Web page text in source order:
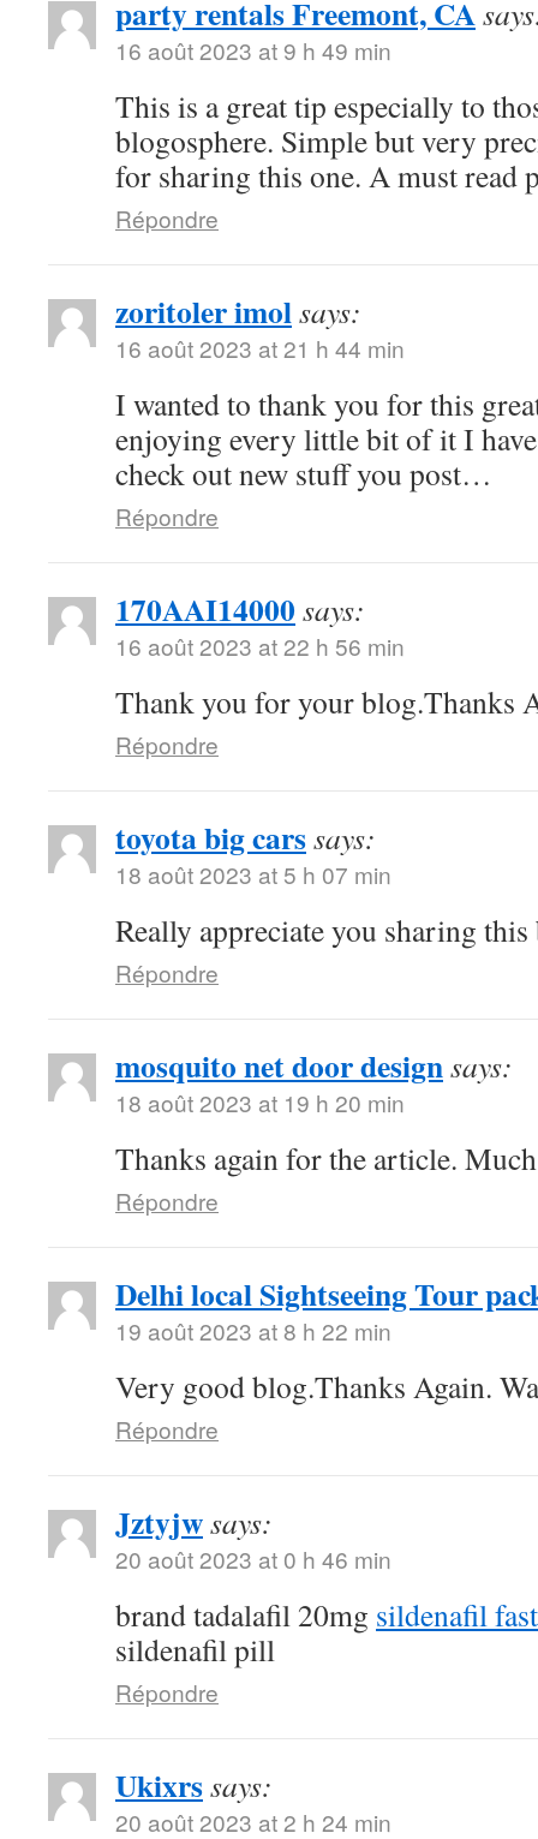
party rentals Freemont, CA
16 août 2023 at 9 h 49 min
This is a great tip especially to
blogosphere. Simple but very
for sharing this one. A must read
Répondre
zoritoler imolsays:
16 août 2023 at 21 h 44 min
I wanted to thank you for this
enjoying every little bit of it I
check out new stuff you post…
Répondre
170AAI14000says:
16 août 2023 at 22 h 56 min
Thank you for your blog.Thanks
Répondre
toyota big carssays:
18 août 2023 at 5 h 07 min
Really appreciate you sharing
Répondre
mosquito net door designsays:
18 août 2023 at 19 h 20 min
Thanks again for the article.
Répondre
Delhi local Sightseeing Tour
19 août 2023 at 8 h 22 min
Very good blog.Thanks Again.
Répondre
Jztyjwsays:
20 août 2023 at 0 h 46 min
brand tadalafil 20mg sildenafil
sildenafil pill
Répondre
Ukixrssays:
20 août 2023 at 2 h 24 min